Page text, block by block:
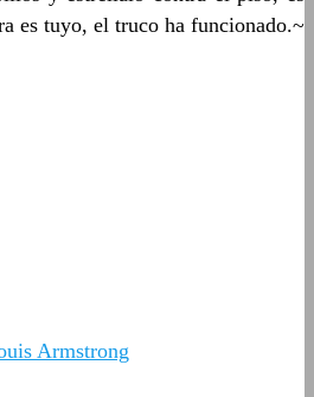
es tuyo, el truco ha funcionado.~
Armstrong